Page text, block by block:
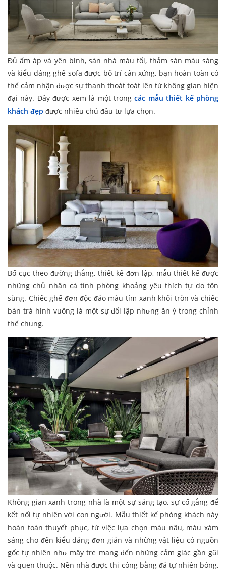
Đủ ấm áp và yên bình, sàn nhà màu tối, thảm sàn màu sáng
và kiểu dáng ghế sofa được bố trí cân xứng, bạn hoàn toàn có
thể cảm nhận được sự thanh thoát toát lên từ không gian hiện
đại này. Đây được xem là một trongcác mẫu thiết kế phòng
khách đẹp được nhiều chủ đầu tư lựa chọn.
Bố cục theo đường thẳng, thiết kế đơn lập, mẫu thiết kế được
những chủ nhân cá tính phóng khoảng yêu thích tự do tôn
sùng. Chiếc ghế đơn độc đáo màu tím xanh khối tròn và chiếc
bàn trà hình vuông là một sự đối lập nhưng ăn ý trong chỉnh
thể chung.
Không gian xanh trong nhà là một sự sáng tạo, sự cố gắng để
kết nối tự nhiên với con người. Mẫu thiết kế phòng khách này
hoàn toàn thuyết phục, từ việc lựa chọn màu nâu, màu xám
sáng cho đến kiểu dáng đơn giản và những vật liệu có nguồn
gốc tự nhiên như mây tre mang đến những cảm giác gần gũi
và quen thuộc. Nền nhà được thi công bằng đá tự nhiên bóng,